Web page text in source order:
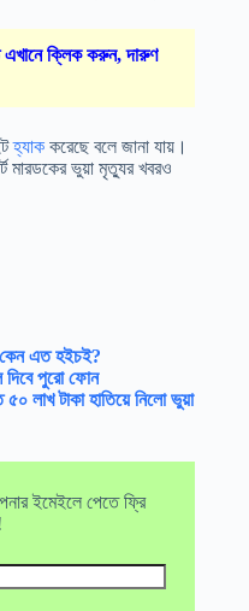
এখানে ক্লিক করুন, দারুণ
হ্যাক করেছে বলে জানা যায়।
মারডকের ভুয়া মৃত্যুর খবরও
কেন এত হইচই?
দিবে পুরো ফোন
লাখ টাকা হাতিয়ে নিলো ভুয়া
ইমেইলে পেতে ফ্রি